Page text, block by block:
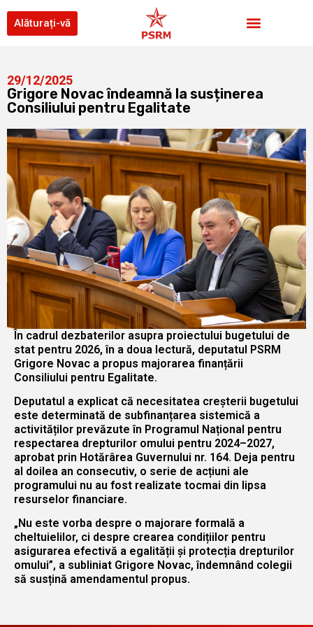
Alăturați-vă
29/12/2025
Grigore Novac îndeamnă la susținerea
Consiliului pentru Egalitate
În cadrul dezbaterilor asupra proiectului bugetului de
stat pentru 2026, în a doua lectură, deputatul PSRM
Grigore Novac a propus majorarea finanțării
Consiliului pentru Egalitate.
Deputatul a explicat că necesitatea creșterii bugetului
este determinată de subfinanțarea sistemică a
activităților prevăzute în Programul Național pentru
respectarea drepturilor omului pentru 2024–2027,
aprobat prin Hotărârea Guvernului nr. 164. Deja pentru
al doilea an consecutiv, o serie de acțiuni ale
programului nu au fost realizate tocmai din lipsa
resurselor financiare.
„Nu este vorba despre o majorare formală a
cheltuielilor, ci despre crearea condițiilor pentru
asigurarea efectivă a egalității și protecția drepturilor
omului”, a subliniat Grigore Novac, îndemnând colegii
să susțină amendamentul propus.